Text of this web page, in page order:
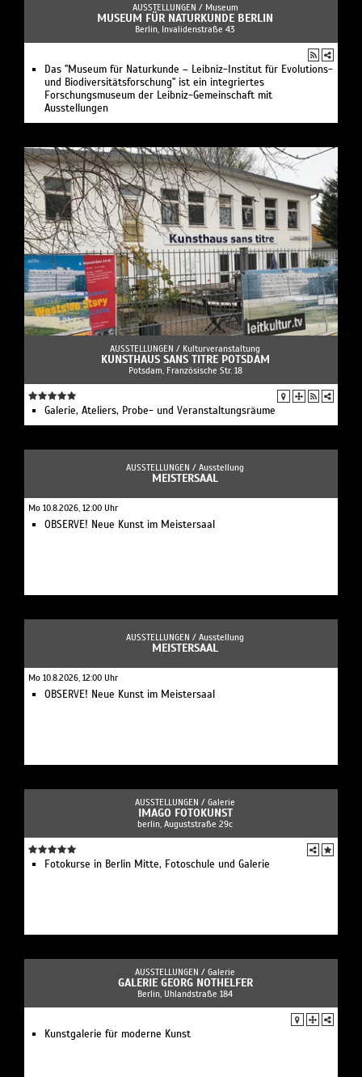
AUSSTELLUNGEN / Museum
MUSEUM FÜR NATURKUNDE BERLIN
Berlin, Invalidenstraße 43
Das "Museum für Naturkunde – Leibniz-Institut für Evolutions-
und Biodiversitätsforschung" ist ein integriertes
Forschungsmuseum der Leibniz-Gemeinschaft mit
Ausstellungen
AUSSTELLUNGEN / Kulturveranstaltung
KUNSTHAUS SANS TITRE POTSDAM
Potsdam, Französische Str. 18
Galerie, Ateliers, Probe- und Veranstaltungsräume
AUSSTELLUNGEN / Ausstellung
MEISTERSAAL
Mo 10.8.2026, 12:00 Uhr
OBSERVE! Neue Kunst im Meistersaal
AUSSTELLUNGEN / Ausstellung
MEISTERSAAL
Mo 10.8.2026, 12:00 Uhr
OBSERVE! Neue Kunst im Meistersaal
AUSSTELLUNGEN / Galerie
IMAGO FOTOKUNST
berlin, Auguststraße 29c
Fotokurse in Berlin Mitte, Fotoschule und Galerie
AUSSTELLUNGEN / Galerie
GALERIE GEORG NOTHELFER
Berlin, Uhlandstraße 184
Kunstgalerie für moderne Kunst